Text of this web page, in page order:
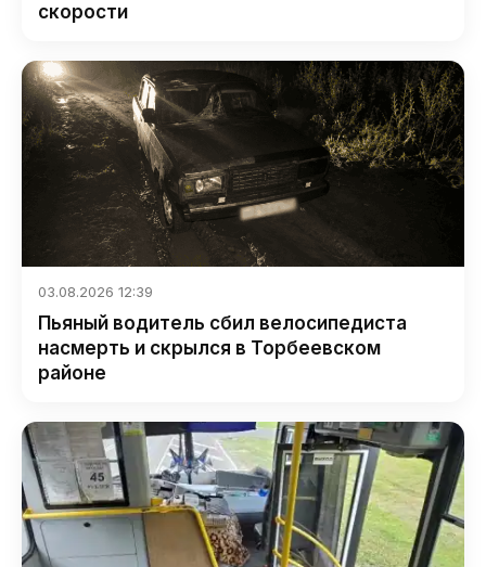
скорости
03.08.2026 12:39
Пьяный водитель сбил велосипедиста
насмерть и скрылся в Торбеевском
районе